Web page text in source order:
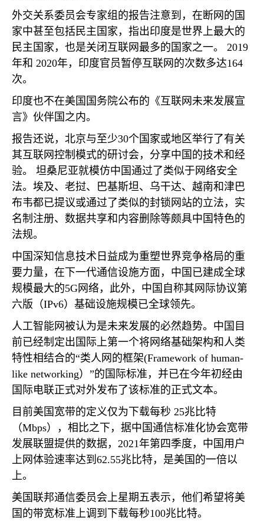
外交关系委员会专家组的报告注意到，在断网的国
家中甚至包括民主国家，指出印度是世界上最大的
民主国家，也是关闭互联网最多的国家之一。
2019
年和 2020年，印度官员暂停互联网的次数多达164
次。
印度也不在美国国务院公布的《互联网未来发展宣
言》伙伴国之内。
报告还说，北京与至少30个国家或地区举行了有关
其互联网控制模式的研讨会，分享中国的技术和经
验。 坦桑尼亚就模仿中国通过了类似于网络安全
法。埃及、老挝、巴基斯坦、乌干达、越南和津巴
布韦都已提议或通过了类似的封锁网站的立法，实
名制注册、数据共享和内容删除等颇具中国特色的
法规。
中国深知信息技术日益成为重塑世界竞争格局的重
要力量，在下一代通信设施方面，中国已建成全球
规模最大的5G网络，此外，中国自称其网际协议第
六版（IPv6）基础设施规模已全球领先。
人工智能网被认为是未来发展的必然趋势。中国目
前已经制定出国际上第一个将网络基础架构和人类
特性相结合的“类人网的框架(Framework of human-
like networking）”的国际标准，并已在今年初经由
国际电联正式对外发布了该标准的正式文本。
目前美国宽带的定义仅为下载每秒 25兆比特
（Mbps），相比之下，据中国通信标准化协会宽带
发展联盟提供的数据， 2021年第四季度，中国用户
上网体验速率达到 62.55兆比特，是美国的一倍以
上。
美国联邦通信委员会上星期五表示，他们希望将美
国的带宽标准上调到下载每秒100兆比特。